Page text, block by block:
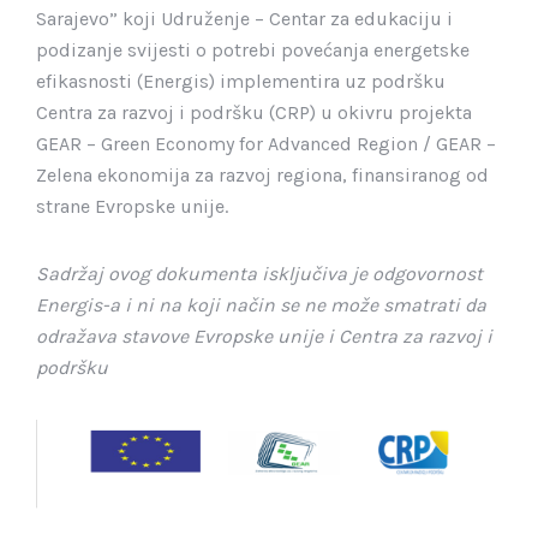
Sarajevo” koji Udruženje – Centar za edukaciju i
podizanje svijesti o potrebi povećanja energetske
efikasnosti (Energis) implementira uz podršku
Centra za razvoj i podršku (CRP) u okivru projekta
GEAR – Green Economy for Advanced Region / GEAR –
Zelena ekonomija za razvoj regiona, finansiranog od
strane Evropske unije.
Sadržaj ovog dokumenta isključiva je odgovornost
Energis-a i ni na koji način se ne može smatrati da
odražava stavove Evropske unije i Centra za razvoj i
podršku